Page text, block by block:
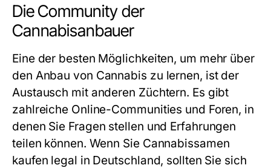
Die Community der
Cannabisanbauer
Eine der besten Möglichkeiten, um mehr über
den Anbau von Cannabis zu lernen, ist der
Austausch mit anderen Züchtern. Es gibt
zahlreiche Online-Communities und Foren, in
denen Sie Fragen stellen und Erfahrungen
teilen können. Wenn Sie Cannabissamen
kaufen legal in Deutschland, sollten Sie sich